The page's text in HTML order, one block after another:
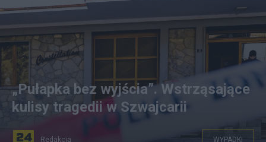
„Pułapka bez wyjścia”. Wstrząsające
kulisy tragedii w Szwajcarii
Redakcja WYPADKI